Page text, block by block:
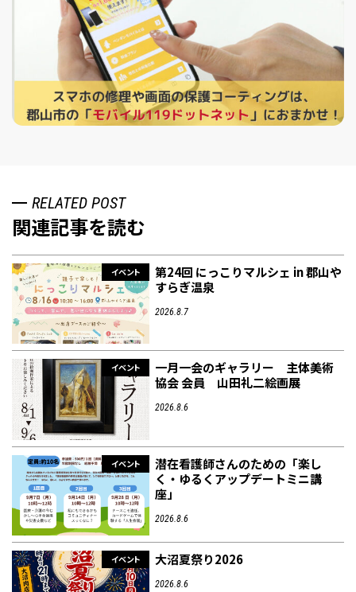
RELATED POST
関連記事を読む
イベント
第24回 にっこりマルシェ in 郡山や
すらぎ温泉
2026.8.7
イベント
一月一会のギャラリー 主体美術
協会 会員 山田礼二絵画展
2026.8.6
イベント
潜在看護師さんのための「楽し
く・ゆるくアップデートミニ講
座」
2026.8.6
イベント 大沼夏祭り2026
2026.8.6